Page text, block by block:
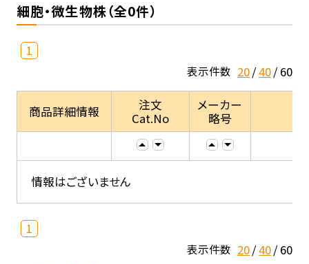
細胞・微生物株（全0件）
1
表示件数 20 40 60
商品詳細情報
注文
Cat.No
メーカー
略号
情報はございません
1
表示件数 20 40 60